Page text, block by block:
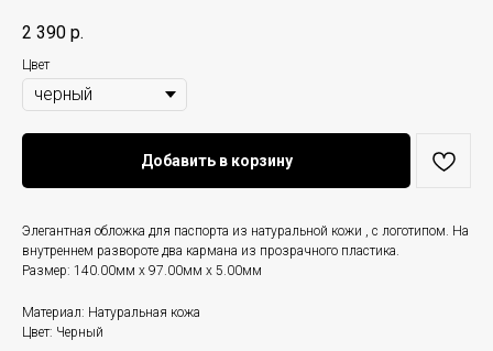
2 390 р.
Цвет
Добавить в корзину
Элегантная обложка для паспорта из натуральной кожи , с логотипом. На
внутреннем развороте два кармана из прозрачного пластика.
Размер: 140.00мм x 97.00мм x 5.00мм
Материал: Натуральная кожа
Цвет: Черный